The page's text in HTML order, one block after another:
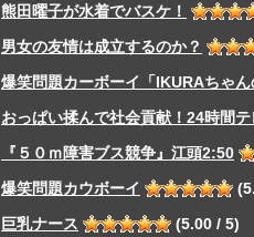
熊田曜子が水着でバスケ！
男女の友情は成立するのか？
爆笑問題カーボーイ「IKURAちゃん
おっぱい揉んで社会貢献！24時間
『５０ｍ障害ブス競争』江頭2:50
爆笑問題カウボーイ
巨乳ナース
(5.00 / 5)